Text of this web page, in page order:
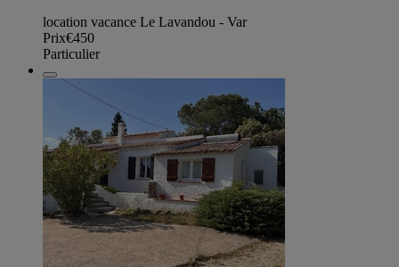
location vacance Le Lavandou - Var
Prix€450
Particulier